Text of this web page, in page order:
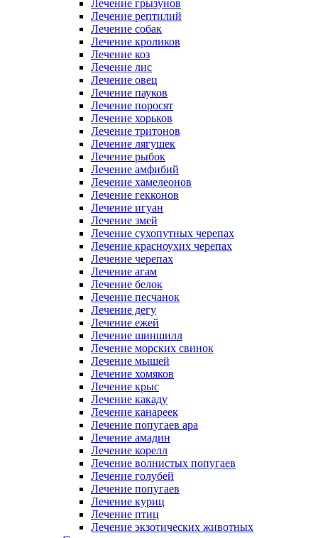
Лечение грызунов
Лечение рептилий
Лечение собак
Лечение кроликов
Лечение коз
Лечение лис
Лечение овец
Лечение пауков
Лечение поросят
Лечение хорьков
Лечение тритонов
Лечение лягушек
Лечение рыбок
Лечение амфибий
Лечение хамелеонов
Лечение гекконов
Лечение игуан
Лечение змей
Лечение сухопутных черепах
Лечение красноухих черепах
Лечение черепах
Лечение агам
Лечение белок
Лечение песчанок
Лечение дегу
Лечение ежей
Лечение шиншилл
Лечение морских свинок
Лечение мышей
Лечение хомяков
Лечение крыс
Лечение какаду
Лечение канареек
Лечение попугаев ара
Лечение амадин
Лечение корелл
Лечение волнистых попугаев
Лечение голубей
Лечение попугаев
Лечение куриц
Лечение птиц
Лечение экзотических животных